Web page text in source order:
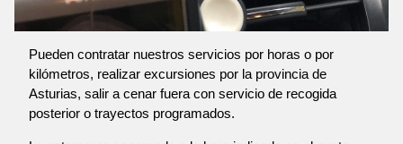
Pueden contratar nuestros servicios por horas o por
kilómetros, realizar excursiones por la provincia de
Asturias, salir a cenar fuera con servicio de recogida
posterior o trayectos programados.